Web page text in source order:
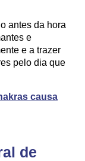
antes da hora
e
e a trazer
pelo dia que
causa
de